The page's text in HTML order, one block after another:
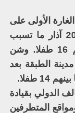
الأولى على
مدرسة البادية في المنصورة في 20 آذار ما تسبب
بمقتل 40 شخصا على الأقل بينهم 16 طفلا. وشن
الطبقة بعد
ينفذ التحالف الدولي بقيادة
المتطرفين